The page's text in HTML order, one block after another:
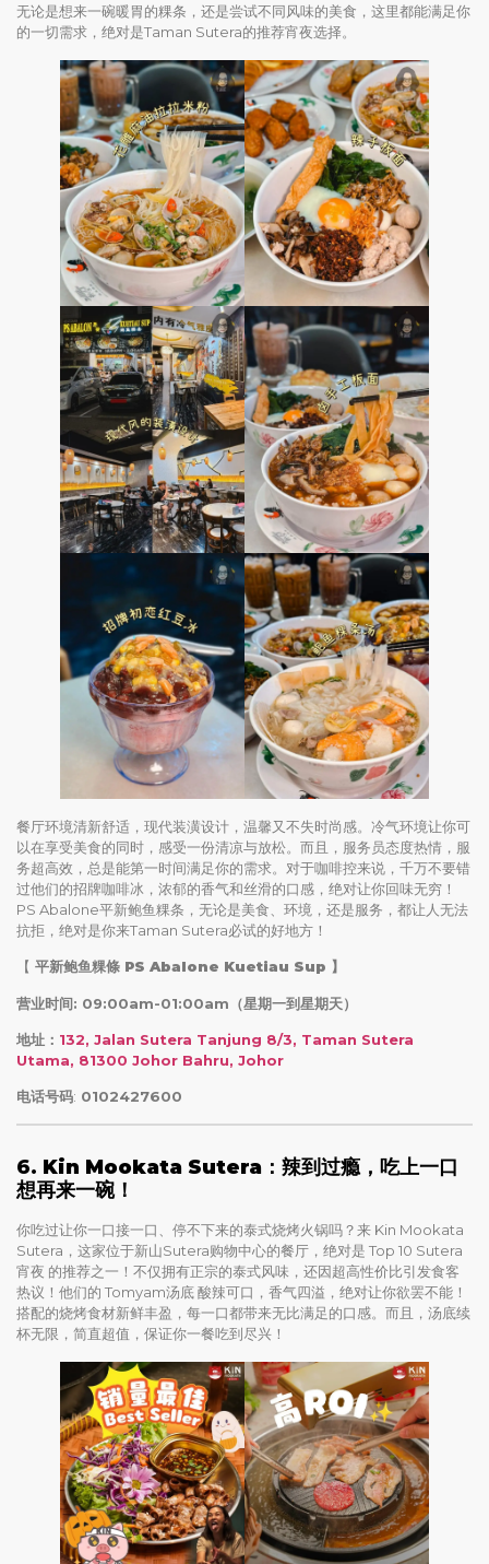
无论是想来一碗暖胃的粿条，还是尝试不同风味的美食，这里都能满足你
的一切需求，绝对是Taman Sutera的推荐宵夜选择。
餐厅环境清新舒适，现代装潢设计，温馨又不失时尚感。冷气环境让你可
以在享受美食的同时，感受一份清凉与放松。而且，服务员态度热情，服
务超高效，总是能第一时间满足你的需求。对于咖啡控来说，千万不要错
过他们的招牌咖啡冰，浓郁的香气和丝滑的口感，绝对让你回味无穷！
PS Abalone平新鲍鱼粿条，无论是美食、环境，还是服务，都让人无法
抗拒，绝对是你来Taman Sutera必试的好地方！
【 平新鲍鱼粿條 PS Abalone Kuetiau Sup 】
营业时间: 09:00am-01:00am（星期一到星期天）
地址： 132, Jalan Sutera Tanjung 8/3, Taman Sutera
Utama, 81300 Johor Bahru, Johor
电话号码: 0102427600
6. Kin Mookata Sutera ：辣到过瘾，吃上一口
想再来一碗！
你吃过让你一口接一口、停不下来的泰式烧烤火锅吗？来 Kin Mookata
Sutera，这家位于新山Sutera购物中心的餐厅，绝对是 Top 10 Sutera
宵夜 的推荐之一！不仅拥有正宗的泰式风味，还因超高性价比引发食客
热议！他们的 Tomyam汤底 酸辣可口，香气四溢，绝对让你欲罢不能！
搭配的烧烤食材新鲜丰盈，每一口都带来无比满足的口感。而且，汤底续
杯无限，简直超值，保证你一餐吃到尽兴！